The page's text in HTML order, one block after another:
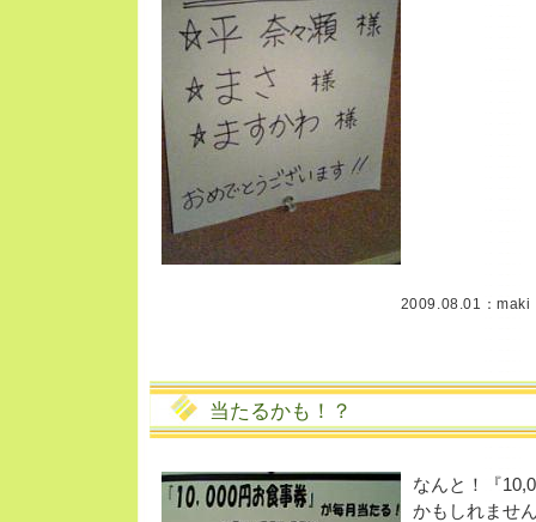
2009.08.01：maki
当たるかも！？
なんと！『
かもしれませ